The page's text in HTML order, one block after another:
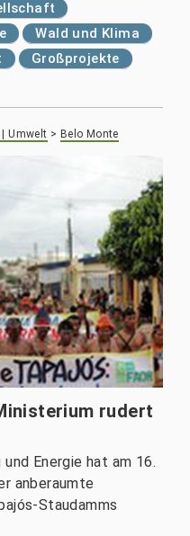
Wald und Klima
Großprojekte
Umwelt > Belo Monte
rudert
Energie hat am 16.
anberaumte
Staudamms